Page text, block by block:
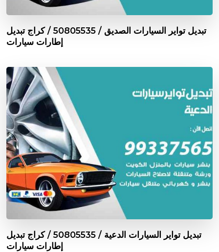
تبديل تواير السيارات الصديق / 50805535‬ / كراج تبديل
إطارات سيارات
تبديل تواير السيارات الدعية / 50805535‬ / كراج تبديل
إطارات سيارات